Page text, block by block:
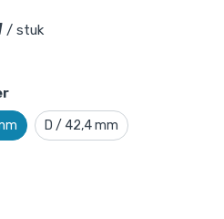
/ stuk
D / 42,4 mm
- zwart-C / 33,7